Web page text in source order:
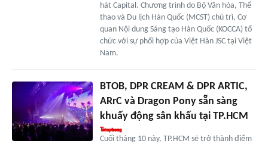
hát Capital. Chương trình do Bộ Văn hóa, Thể
thao và Du lịch Hàn Quốc (MCST) chủ trì, Cơ
quan Nội dung Sáng tạo Hàn Quốc (KOCCA) tổ
chức với sự phối hợp của Việt Hàn JSC tại Việt
Nam.
BTOB, DPR CREAM & DPR ARTIC,
ARrC và Dragon Pony sẵn sàng
khuấy động sân khấu tại TP.HCM
Cuối tháng 10 này, TP.HCM sẽ trở thành điểm